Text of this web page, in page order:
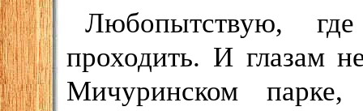
Любопытствую,
проходить. И глазам
Мичуринском